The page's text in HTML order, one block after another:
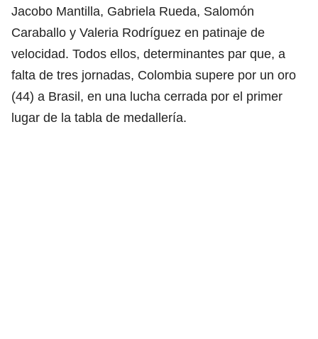
Jacobo Mantilla, Gabriela Rueda, Salomón
Caraballo y Valeria Rodríguez en patinaje de
velocidad. Todos ellos, determinantes par que, a
falta de tres jornadas, Colombia supere por un oro
(44) a Brasil, en una lucha cerrada por el primer
lugar de la tabla de medallería.